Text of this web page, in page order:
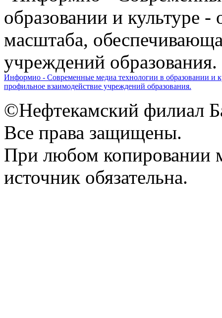
Информио - Современные медиа технологии в образовании и
профильное взаимодействие учреждений образования.
©Нефтекамский филиал
Все права защищены.
При любом копировании
источник обязательна.